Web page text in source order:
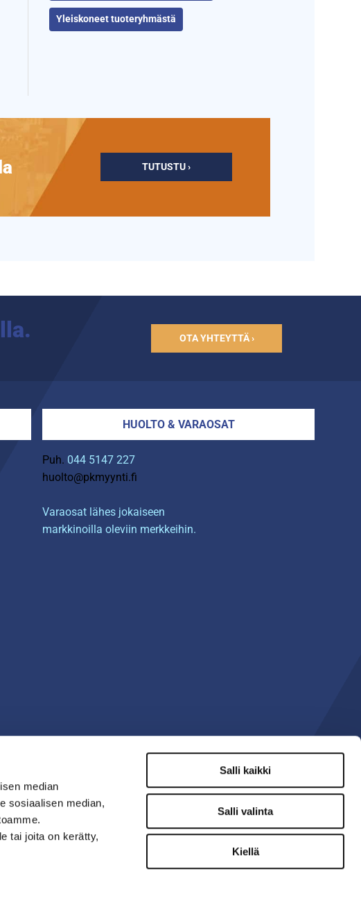
median
sosiaalisen median,
tai joita on kerätty,
Salli kaikki
Salli valinta
Kiellä
Yleiskoneet tuoteryhmästä
TUTUSTU ›
OTA YHTEYTTÄ ›
HUOLTO & VARAOSAT
Puh. 044 5147 227
huolto@pkmyynti.fi
Varaosat lähes jokaiseen
markkinoilla oleviin merkkeihin.